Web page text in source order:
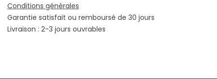
Conditions générales
Garantie satisfait ou remboursé de 30 jours
Livraison : 2-3 jours ouvrables